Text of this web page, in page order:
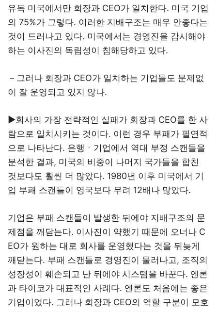
유독 미국에서만 회장과 CEO가 일치한다. 미국 기업
의 75%가 그렇다. 이러한 지배구조는 매우 안좋다는
것이 드러나고 있다. 미국에서는 경영진을 감시해야
하는 이사진의 독립성이 침해당하고 있다.
－그러나 회장과 CEO가 일치하는 기업들도 문제없
이 잘 운영되고 있지 않나.
▶회사의 가장 전략적인 실패가 회장과 CEO를 한 사
람으로 일치시키는 것이다. 이런 경우 부패가 필연적
으로 나타난다. 은행ㆍ기업에서 역대 부정 스캔들을
분석한 결과, 미국의 비중이 나머지 국가들을 합친
것보다도 훨씬 더 많았다. 1980년 이후 미국에서 기
업 부패 스캔들이 영국보다 무려 12배나 많았다.
기업은 부패 스캔들이 발생한 뒤에야 지배구조의 문
제점을 깨닫는다. 이사진이 약했기 때문에 오너나 C
EO가 원하는 대로 회사를 운영했다는 것을 뒤늦게
깨닫는다. 부패 스캔들로 경영진이 물러나고, 조직의
성장성이 훼손되고 난 뒤에야 시스템을 바꾼다. 엔론
과 타이코가 대표적인 사례다. 엔론도 처음에는 좋은
기업이었다. 그러나 회장과 CEO의 역할 구분이 모호